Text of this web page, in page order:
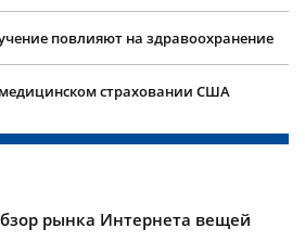
повлияют на здравоохранение
медицинском страховании США
рынка Интернета вещей